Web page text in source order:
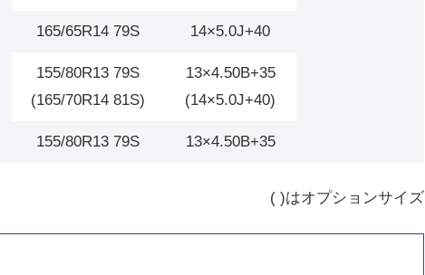
165/65R14 79S 14×5.0J+40
155/80R13 79S
(165/70R14 81S)
13×4.50B+35
(14×5.0J+40)
155/80R13 79S 13×4.50B+35
( )はオプションサイズ